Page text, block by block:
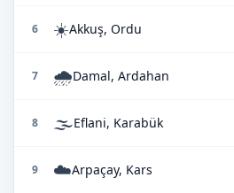
6 ☀️Akkuş, Ordu
7 🌧️Damal, Ardahan
8 🌫️Eflani, Karabük
9 ☁️Arpaçay, Kars